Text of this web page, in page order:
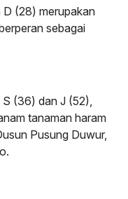
D (28) merupakan
sebagai
(36) dan J (52),
tanaman haram
Pusung Duwur,